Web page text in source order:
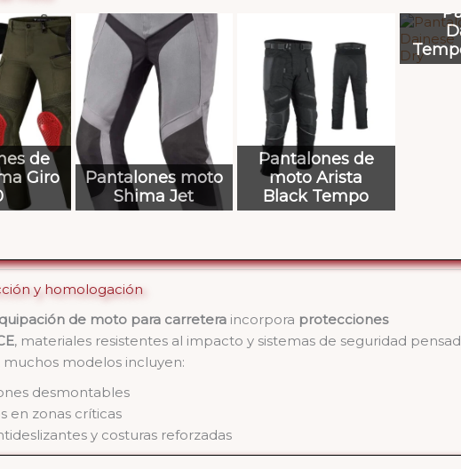
de
Giro
Pantalones moto
Shima Jet
Pantalones de
moto Arista
Black Tempo
y homologación
de moto para carretera incorpora protecciones
, materiales resistentes al impacto y sistemas de seguridad
muchos modelos incluyen:
desmontables
en zonas críticas
y costuras reforzadas